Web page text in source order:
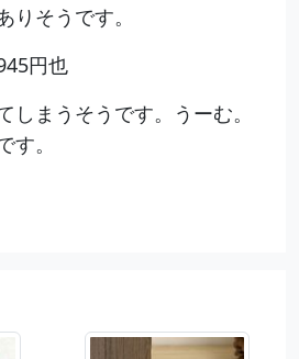
りそうです。
円也
しまうそうです。うーむ。
す。